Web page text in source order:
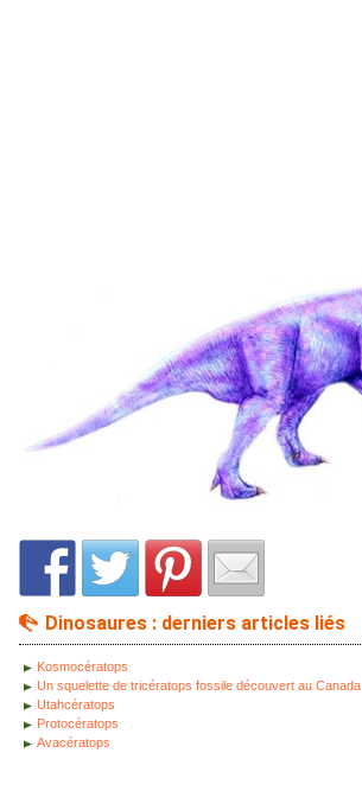
Dinosaures : derniers articles liés
Kosmocératops
Un squelette de tricératops fossile découvert au Canada
Utahcératops
Protocératops
Avacératops